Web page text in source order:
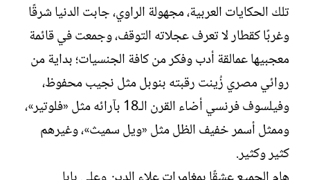
ء
تلك الحكايات العربية، مجهولة الراوي، جابت الدنيا شرقًا
وغربًا كقطار لا تعرف عجلاته التوقف، وجمعت في قائمة
معجبيها عمالقة أدب وفكر من كافة الجنسيات؛ بداية من
روائي مصري زُينت رقبته بنوبل مثل نجيب محفوظ،
وفيلسوف فرنسي أضاء القرن الـ18 بآرائه مثل «فلوتير»،
وممثل أسمر خفيف الظل مثل «ويل سميث»، وغيرهم
كثير وكثير.